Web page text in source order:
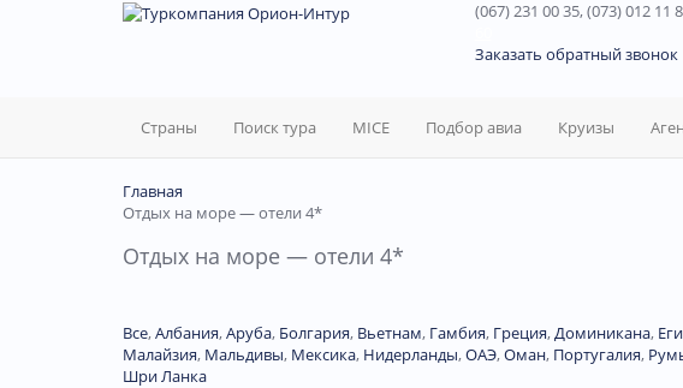
(067) 231 00 35, (073) 012 11
Заказать обратный звонок
Страны Поиск тура MICE Подбор авиа Круизы
Главная
Отдых на море — отели 4*
Отдых на море — отели 4*
Все,Албания,Аруба, Болгария, Вьетнам, Гамбия, Греция,Доминиканa,
Малайзия, Мальдивы, Мексика, Нидерланды,ОАЭ,Оман, Португалия,
Шри Ланка